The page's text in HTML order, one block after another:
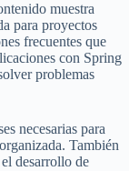
muestra
para proyectos
frecuentes que
con Spring
problemas
necesarias para
También
desarrollo de